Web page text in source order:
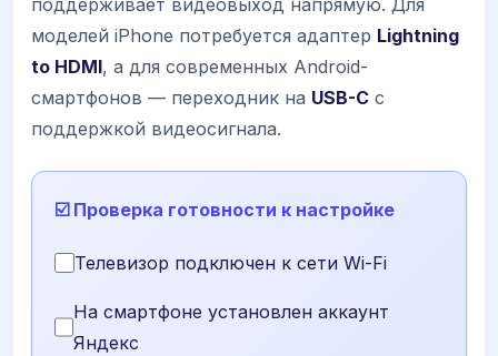
поддерживает видеовыход напрямую. Для
моделей iPhone потребуется адаптер Lightning
to HDMI, а для современных Android-
смартфонов — переходник на USB-C с
поддержкой видеосигнала.
☑️ Проверка готовности к настройке
Телевизор подключен к сети Wi-Fi
На смартфоне установлен аккаунт
Яндекс